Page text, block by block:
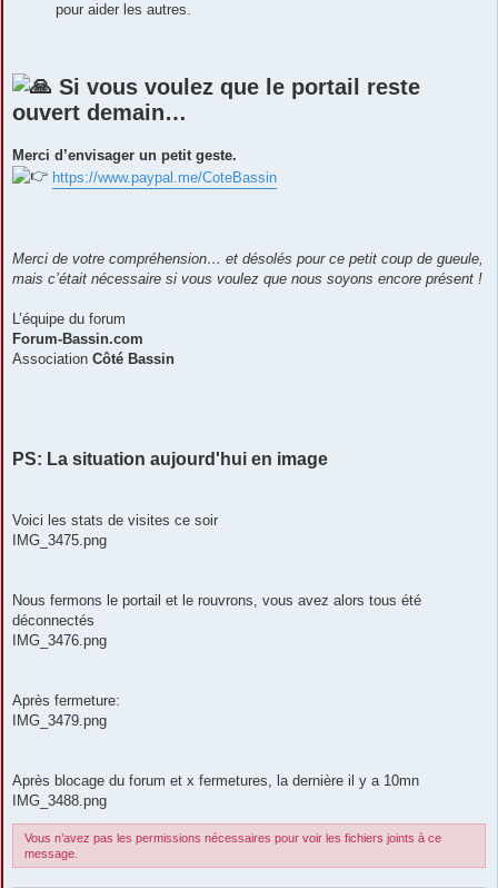
pour aider les autres.
Si vous voulez que le portail reste
ouvert demain…
Merci d’envisager un petit geste.
https://www.paypal.me/CoteBassin
Merci de votre compréhension… et désolés pour ce petit coup de gueule,
mais c’était nécessaire si vous voulez que nous soyons encore présent !
L’équipe du forum
Forum-Bassin.com
Association Côté Bassin
PS: La situation aujourd'hui en image
Voici les stats de visites ce soir
IMG_3475.png
Nous fermons le portail et le rouvrons, vous avez alors tous été
déconnectés
IMG_3476.png
Après fermeture:
IMG_3479.png
Après blocage du forum et x fermetures, la dernière il y a 10mn
IMG_3488.png
Vous n’avez pas les permissions nécessaires pour voir les fichiers joints à ce
message.